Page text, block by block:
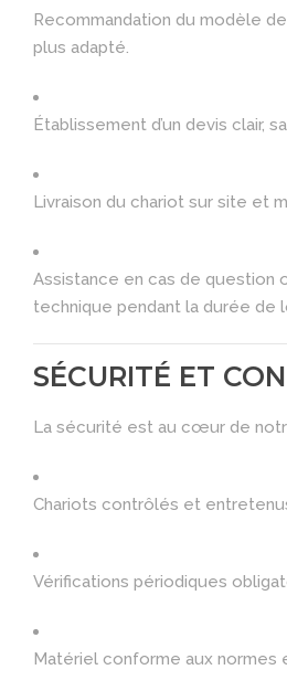
Recommandation du modèle
plus adapté.
Établissement d’un devis clair,
Livraison du chariot sur site et
Assistance en cas de question
technique pendant la durée de
SÉCURITÉ ET
La sécurité est au cœur de
Chariots contrôlés et
Vérifications périodiques
Matériel conforme aux normes